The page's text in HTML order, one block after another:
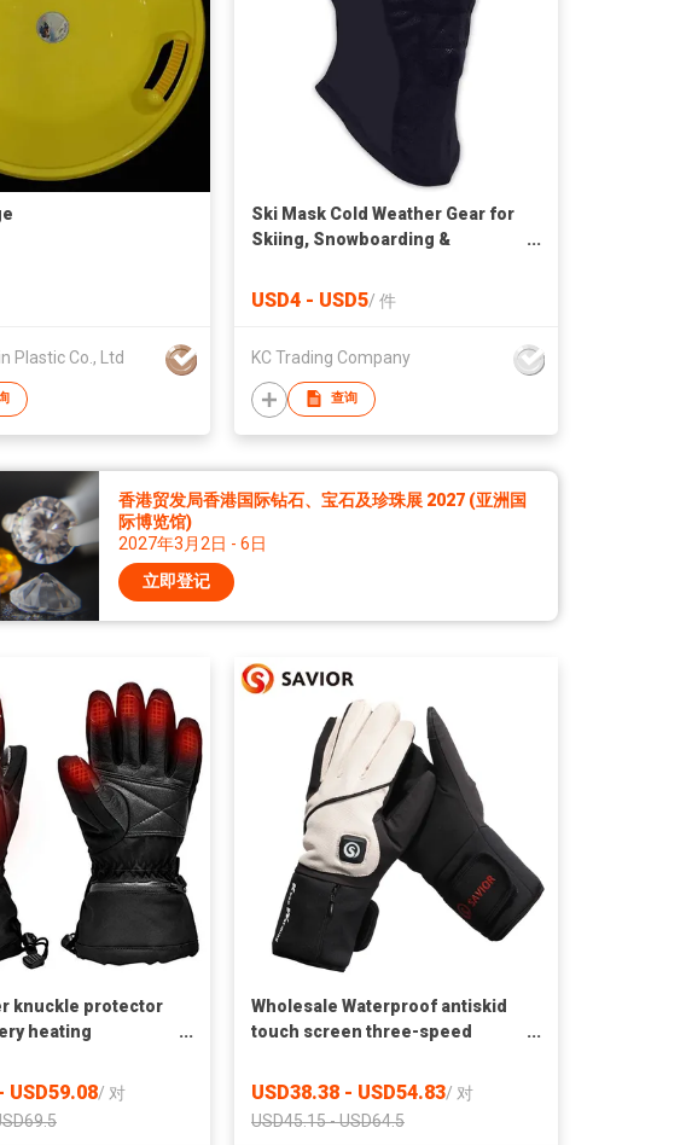
Plastic Co., Ltd
Ski Mask Cold Weather Gear for
Skiing, Snowboarding &
USD4 - USD5/ 件
KC Trading Company
查询
香港贸发局香港国际钻石、宝石及珍珠展 2027 (亚洲国
际博览馆)
2027年3月2日 - 6日
立即登记
knuckle protector
heating
USD59.08/ 对
Wholesale Waterproof antiskid
touch screen three-speed
Gloves
USD38.38 - USD54.83/ 对
USD45.15 - USD64.5